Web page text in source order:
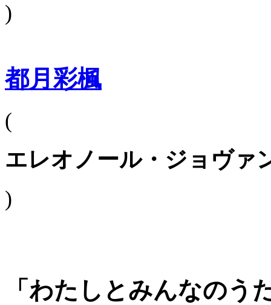
)
都月彩楓
(
エレオノール・ジョヴァ
)
「わたしとみんなのう